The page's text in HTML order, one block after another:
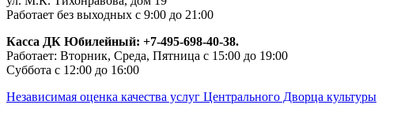
Работает без выходных с 9:00 до 21:00
Касса ДК Юбилейный: +7-495-698-40-38.
Работает: Вторник, Среда, Пятница с 15:00 до 19:00
Суббота с 12:00 до 16:00
Независимая оценка качества услуг Центрального Дворца культуры